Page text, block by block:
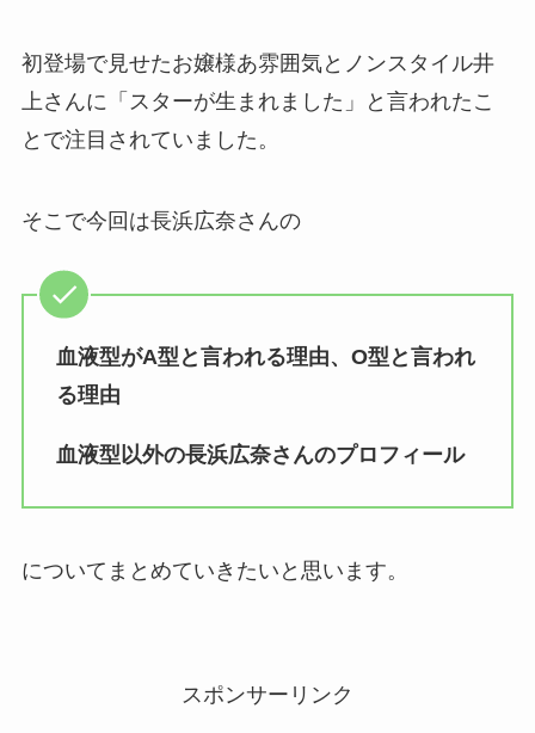
初登場で見せたお嬢様あ雰囲気とノンスタイル井
上さんに「スターが生まれました」と言われたこ
とで注目されていました。
そこで今回は長浜広奈さんの
血液型がA型と言われる理由、O型と言われ
る理由
血液型以外の長浜広奈さんのプロフィール
についてまとめていきたいと思います。
スポンサーリンク